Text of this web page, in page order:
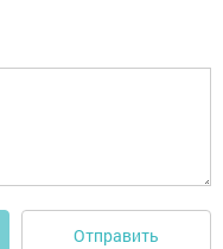
Отправить